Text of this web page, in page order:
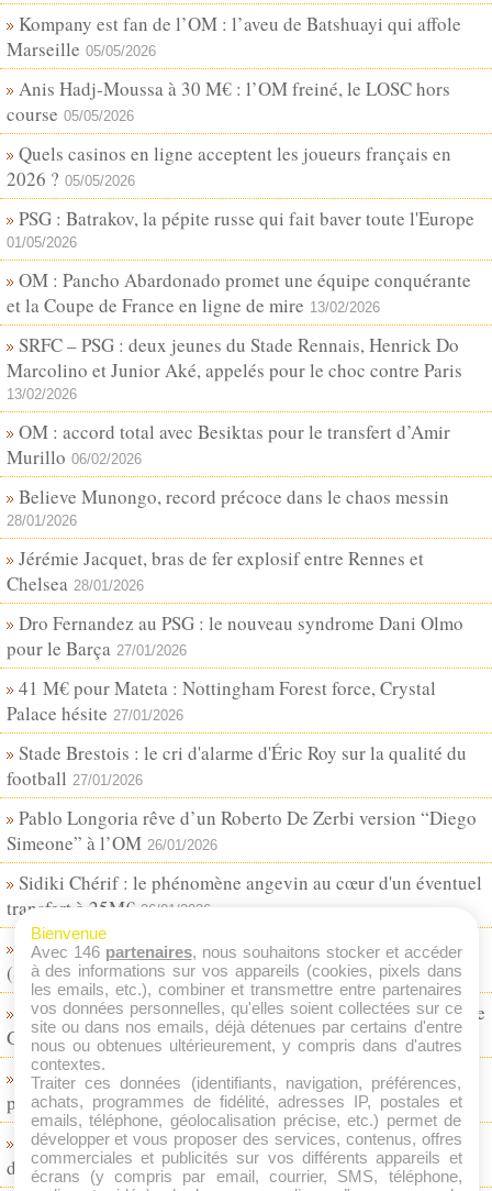
Kompany est fan de l’OM : l’aveu de Batshuayi qui affole
Marseille 05/05/2026
Anis Hadj-Moussa à 30 M€ : l’OM freiné, le LOSC hors
course 05/05/2026
Quels casinos en ligne acceptent les joueurs français en
2026 ? 05/05/2026
PSG : Batrakov, la pépite russe qui fait baver toute l'Europe
01/05/2026
OM : Pancho Abardonado promet une équipe conquérante
et la Coupe de France en ligne de mire 13/02/2026
SRFC – PSG : deux jeunes du Stade Rennais, Henrick Do
Marcolino et Junior Aké, appelés pour le choc contre Paris
13/02/2026
OM : accord total avec Besiktas pour le transfert d’Amir
Murillo 06/02/2026
Believe Munongo, record précoce dans le chaos messin
28/01/2026
Jérémie Jacquet, bras de fer explosif entre Rennes et
Chelsea 28/01/2026
Dro Fernandez au PSG : le nouveau syndrome Dani Olmo
pour le Barça 27/01/2026
41 M€ pour Mateta : Nottingham Forest force, Crystal
Palace hésite 27/01/2026
Stade Brestois : le cri d'alarme d'Éric Roy sur la qualité du
football 27/01/2026
Pablo Longoria rêve d’un Roberto De Zerbi version “Diego
Simeone” à l’OM 26/01/2026
Sidiki Chérif : le phénomène angevin au cœur d'un éventuel
transfert à 25M€ 26/01/2026
Le RB Leipzig fait sauter la banque pour Abdoul Koné
(Stade de Reims) ! 25/01/2026
La Lazio fonce sur Tanner Tessmann (OL) après le départ de
Guendouzi 25/01/2026
Dro Fernandez (FC Barcelone) au PSG ? Un dossier qui
patine 24/01/2026
Yaser Asprilla vers Galatasaray : Benfica, l’Ajax et l’OM
doublés 23/01/2026
Bienvenue
Avec 146 partenaires, nous souhaitons stocker et accéder
à des informations sur vos appareils (cookies, pixels dans
les emails, etc.), combiner et transmettre entre partenaires
vos données personnelles, qu'elles soient collectées sur ce
site ou dans nos emails, déjà détenues par certains d'entre
nous ou obtenues ultérieurement, y compris dans d'autres
contextes.
Traiter ces données (identifiants, navigation, préférences,
achats, programmes de fidélité, adresses IP, postales et
emails, téléphone, géolocalisation précise, etc.) permet de
développer et vous proposer des services, contenus, offres
commerciales et publicités sur vos différents appareils et
écrans (y compris par email, courrier, SMS, téléphone,